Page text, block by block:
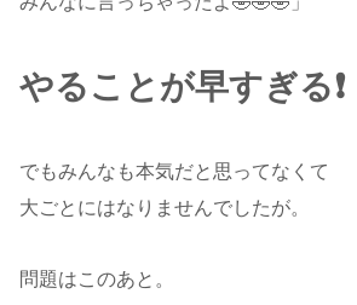
やることが早すぎる❗️
でもみんなも本気だと思ってなくて
大ごとにはなりませんでしたが。
問題はこのあと。